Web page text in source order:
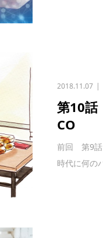
2018.11.07
第10話
CO
前回 第9話
時代に何の